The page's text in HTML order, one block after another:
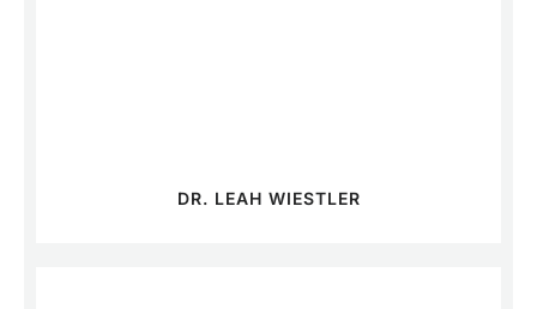
DR. LEAH WIESTLER